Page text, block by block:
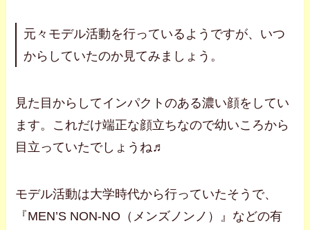
元々モデル活動を行っているようですが、いつ
からしていたのか見てみましょう。
見た目からしてインパクトのある濃い顔をしてい
ます。これだけ端正な顔立ちなので幼いころから
目立っていたでしょうね♬
モデル活動は大学時代から行っていたそうで、
『MEN’S NON-NO（メンズノンノ）』などの有